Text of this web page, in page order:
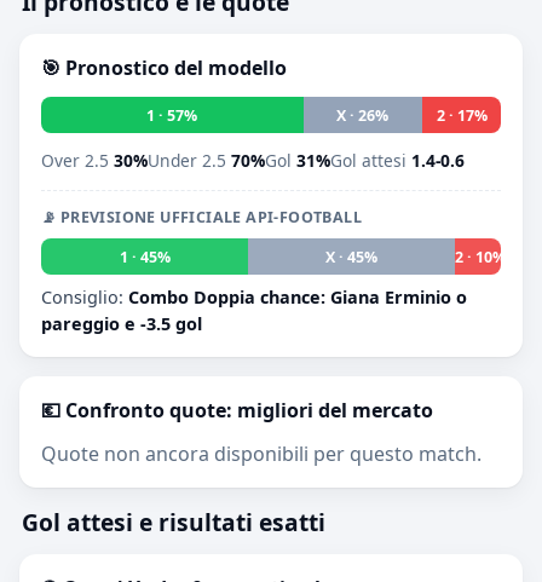
🎯 Pronostico del modello
1 · 57% X · 26% 2 · 17%
Over 2.5 30%Under 2.5 70%Gol 31%Gol attesi 1.4-0.6
📡 PREVISIONE UFFICIALE API-FOOTBALL
1 · 45%
X · 45% 2 · 10%
Consiglio: Combo Doppia chance: Giana Erminio o
pareggio e -3.5 gol
💶 Confronto quote: migliori del mercato
Quote non ancora disponibili per questo match.
Gol attesi e risultati esatti